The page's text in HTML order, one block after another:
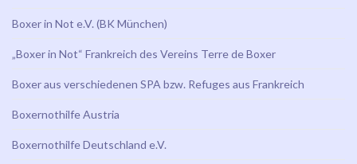
Boxer in Not e.V. (BK München)
„Boxer in Not“ Frankreich des Vereins Terre de Boxer
Boxer aus verschiedenen SPA bzw. Refuges aus Frankreich
Boxernothilfe Austria
Boxernothilfe Deutschland e.V.